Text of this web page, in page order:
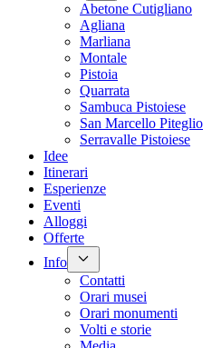
Abetone Cutigliano
Agliana
Marliana
Montale
Pistoia
Quarrata
Sambuca Pistoiese
San Marcello Piteglio
Serravalle Pistoiese
Idee
Itinerari
Esperienze
Eventi
Alloggi
Offerte
Info
Contatti
Orari musei
Orari monumenti
Volti e storie